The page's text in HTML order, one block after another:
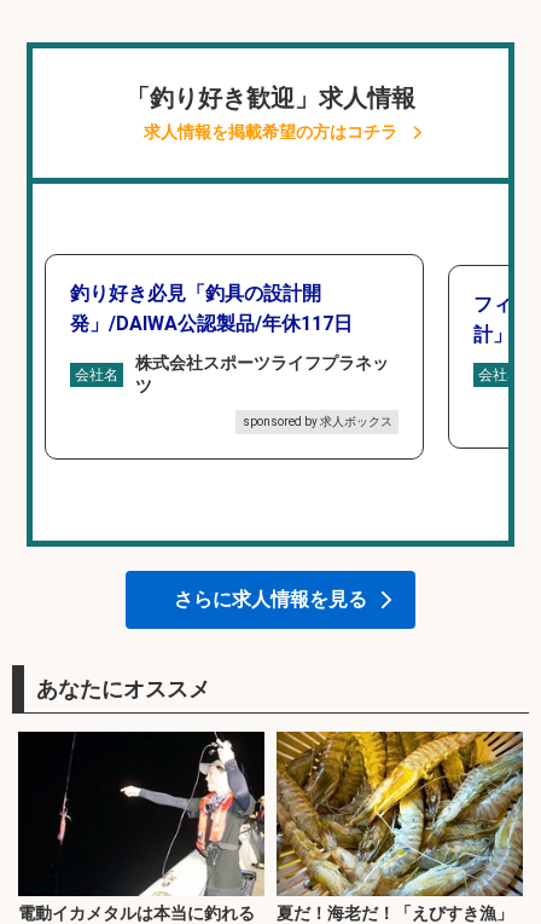
「釣り好き歓迎」求人情報
求人情報を掲載希望の方はコチラ
釣り好き必見「釣具の設計開
発」/DAIWA公認製品/年休117日
会社名
株式会社スポーツライフプラネッ
ツ
sponsored by 求人ボックス
フィッ
計」
会社名
さらに求人情報を見る
あなたにオススメ
電動イカメタルは本当に釣れる
夏だ！海老だ！「えびすき漁」